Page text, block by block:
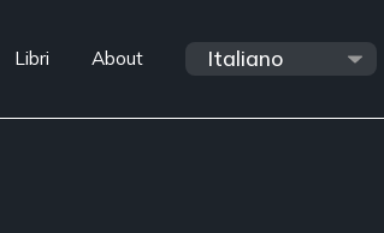
Libri About